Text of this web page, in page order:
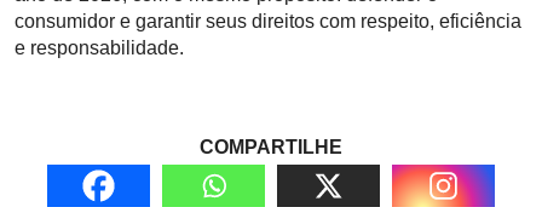
consumidor e garantir seus direitos com respeito, eficiência
e responsabilidade.
COMPARTILHE